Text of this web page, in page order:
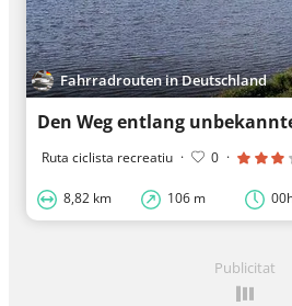
Fahrradrouten in Deutschland
Den Weg entlang
Ruta ciclista recreatiu · 0 ·
8,82 km 106 m
Publicitat